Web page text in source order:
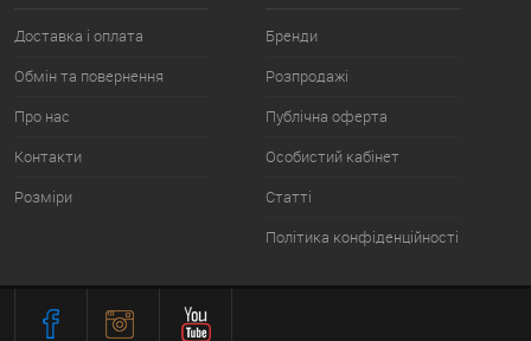
Доставка і оплата
Обмін та повернення
Про нас
Контакти
Розміри
Бренди
Розпродажі
Публічна оферта
Особистий кабінет
Статті
Політика конфіденційності